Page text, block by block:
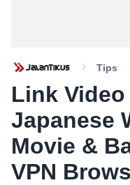
Tips
Link
Japanese
Movie &
VPN